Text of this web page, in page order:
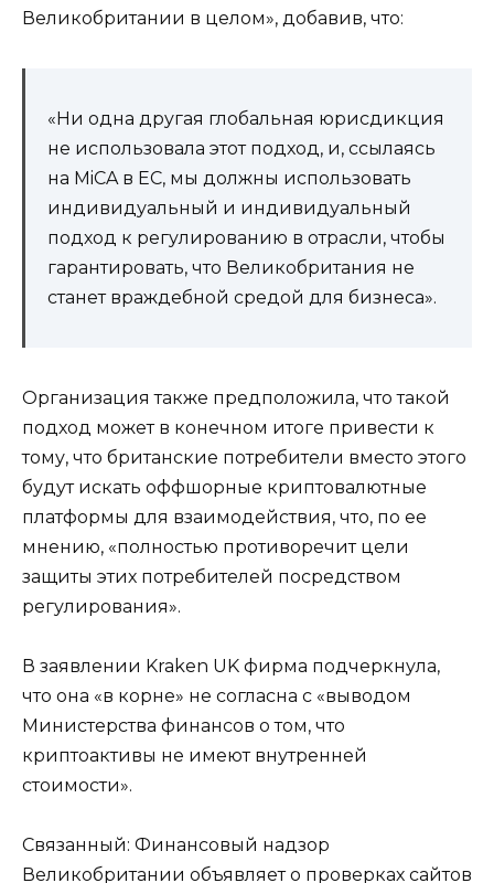
Великобритании в целом», добавив, что:
«Ни одна другая глобальная юрисдикция
не использовала этот подход, и, ссылаясь
на MiCA в ЕС, мы должны использовать
индивидуальный и индивидуальный
подход к регулированию в отрасли, чтобы
гарантировать, что Великобритания не
станет враждебной средой для бизнеса».
Организация также предположила, что такой
подход может в конечном итоге привести к
тому, что британские потребители вместо этого
будут искать оффшорные криптовалютные
платформы для взаимодействия, что, по ее
мнению, «полностью противоречит цели
защиты этих потребителей посредством
регулирования».
В заявлении Kraken UK фирма подчеркнула,
что она «в корне» не согласна с «выводом
Министерства финансов о том, что
криптоактивы не имеют внутренней
стоимости».
Связанный: Финансовый надзор
Великобритании объявляет о проверках сайтов